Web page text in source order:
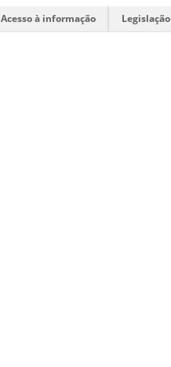
Acesso à informação Legislação